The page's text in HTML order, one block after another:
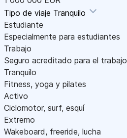
Tipo de viaje Tranquilo
Estudiante
Especialmente para estudiantes
Trabajo
Seguro acreditado para el trabajo
Tranquilo
Fitness, yoga y pilates
Activo
Ciclomotor, surf, esquí
Extremo
Wakeboard, freeride, lucha